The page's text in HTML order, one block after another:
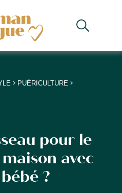
> PUÉRICULTURE >
pour le
avec
?